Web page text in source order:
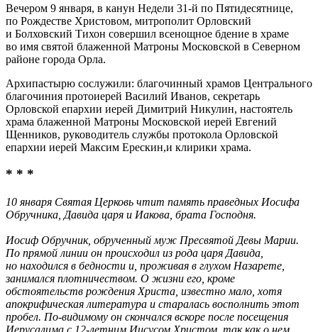
Вечером 9 января, в канун Недели 31-й по Пятидесятнице,
по Рождестве Христовом, митрополит Орловский
и Болховский Тихон совершил всенощное бдение в храме
во имя святой блаженной Матроны Московской в Северном
районе города Орла.
Архипастырю сослужили: благочинный храмов Центрального
благочиния протоиерей Василий Иванов, секретарь
Орловской епархии иерей Димитрий Никулин, настоятель
храма блаженной Матроны Московской иерей Евгений
Щенников, руководитель службы протокола Орловской
епархии иерей Максим Ерескин,и клирики храма.
* * *
10 января Святая Церковь чтит память праведных Иосифа
Обручника, Давида царя и Иакова, брата Господня.
Иосиф Обручник, обрученный муж Пресвятой Девы Марии.
По прямой линии он происходил из рода царя Давида,
но находился в бедности и, проживая в глухом Назарете,
занимался плотничеством. О жизни его, кроме
обстоятельств рождения Христа, известно мало, хотя
апокрифическая литература и старалась восполнить этот
пробел. По-видимому он скончался вскоре после посещения